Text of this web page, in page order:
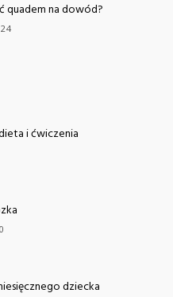
quadem na dowód?
i ćwiczenia
dziecka